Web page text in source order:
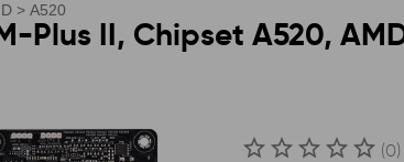
> A520
Plus II, Chipset A520,
(0)